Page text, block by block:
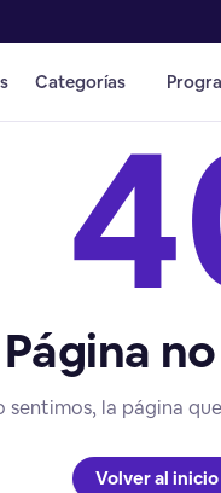
Categorías
Página
sentimos, la página
Volver al inicio